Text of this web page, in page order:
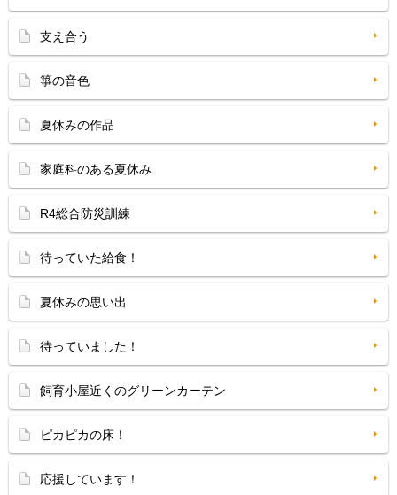
支え合う
箏の音色
夏休みの作品
家庭科のある夏休み
R4総合防災訓練
待っていた給食！
夏休みの思い出
待っていました！
飼育小屋近くのグリーンカーテン
ピカピカの床！
応援しています！